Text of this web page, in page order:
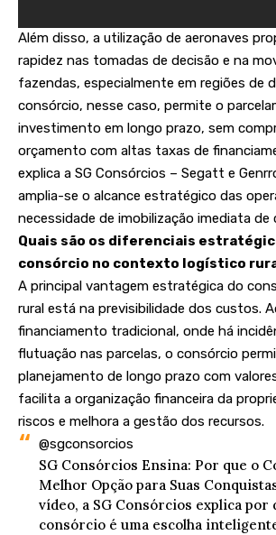
Além disso, a utilização de aeronaves
rapidez nas tomadas de decisão e na
fazendas, especialmente em regiões de
consórcio, nesse caso, permite o
investimento em longo prazo, sem
orçamento com altas taxas de
explica a SG Consórcios – Segatt e
amplia-se o alcance estratégico das
necessidade de imobilização imediata de
Quais são os diferenciais
consórcio no contexto logístico
A principal vantagem estratégica do
rural está na previsibilidade dos custos.
financiamento tradicional, onde há
flutuação nas parcelas, o consórcio
planejamento de longo prazo com
facilita a organização financeira da
riscos e melhora a gestão dos recursos.
@sgconsorcios
SG Consórcios Ensina: Por que o
Melhor Opção para Suas
vídeo, a SG Consórcios explica por
consórcio é uma escolha